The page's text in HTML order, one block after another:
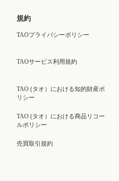
規約
TAOプライバシーポリシー
TAOサービス利用規約
TAO (タオ）における知的財産ポ
リシー
TAO (タオ）における商品リコー
ルポリシー
売買取引規約